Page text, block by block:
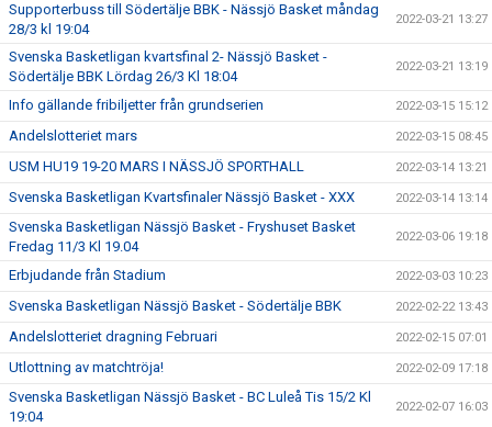
Supporterbuss till Södertälje BBK - Nässjö Basket måndag
28/3 kl 19:04
2022-03-21 13:27
Svenska Basketligan kvartsfinal 2- Nässjö Basket -
Södertälje BBK Lördag 26/3 Kl 18:04
2022-03-21 13:19
Info gällande fribiljetter från grundserien 2022-03-15 15:12
Andelslotteriet mars 2022-03-15 08:45
USM HU19 19-20 MARS I NÄSSJÖ SPORTHALL 2022-03-14 13:21
Svenska Basketligan Kvartsfinaler Nässjö Basket - XXX 2022-03-14 13:14
Svenska Basketligan Nässjö Basket - Fryshuset Basket
Fredag 11/3 Kl 19.04
2022-03-06 19:18
Erbjudande från Stadium 2022-03-03 10:23
Svenska Basketligan Nässjö Basket - Södertälje BBK 2022-02-22 13:43
Andelslotteriet dragning Februari 2022-02-15 07:01
Utlottning av matchtröja! 2022-02-09 17:18
Svenska Basketligan Nässjö Basket - BC Luleå Tis 15/2 Kl
19:04
2022-02-07 16:03